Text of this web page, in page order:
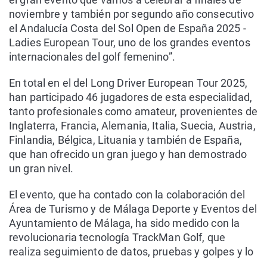
noviembre y también por segundo año consecutivo
el Andalucía Costa del Sol Open de España 2025 -
Ladies European Tour, uno de los grandes eventos
internacionales del golf femenino”.
En total en el del Long Driver European Tour 2025,
han participado 46 jugadores de esta especialidad,
tanto profesionales como amateur, provenientes de
Inglaterra, Francia, Alemania, Italia, Suecia, Austria,
Finlandia, Bélgica, Lituania y también de España,
que han ofrecido un gran juego y han demostrado
un gran nivel.
El evento, que ha contado con la colaboración del
Área de Turismo y de Málaga Deporte y Eventos del
Ayuntamiento de Málaga, ha sido medido con la
revolucionaria tecnología TrackMan Golf, que
realiza seguimiento de datos, pruebas y golpes y lo